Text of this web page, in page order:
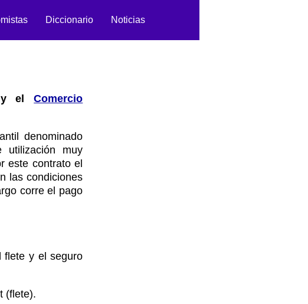
Diccionario Noticias
y elComercio
denominado
utilización muy
este contrato el
las condiciones
corre el pago
y el seguro
(flete).